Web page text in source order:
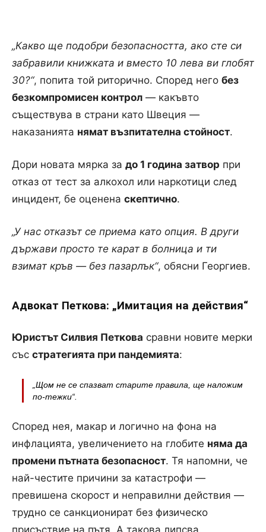
„Какво ще подобри безопасността, ако сте си
забравили книжката и вместо 10 лева ви глобят
30?“, попита той риторично. Според него без
безкомпромисен контрол — какъвто
съществува в страни като Швеция —
наказанията нямат възпитателна стойност.
Дори новата мярка за до 1 година затвор при
отказ от тест за алкохол или наркотици след
инцидент, бе оценена скептично.
„У нас отказът се приема като опция. В други
държави просто те карат в болница и ти
взимат кръв — без пазарлък“, обясни Георгиев.
Адвокат Петкова: „Имитация на действия“
Юристът Силвия Петкова сравни новите мерки
със стратегията при пандемията:
„Щом не се спазват старите правила, ще наложим
по-тежки“.
Според нея, макар и логично на фона на
инфлацията, увеличението на глобите няма да
промени пътната безопасност. Тя напомни, че
най-честите причини за катастрофи —
превишена скорост и неправилни действия —
трудно се санкционират без физическо
присъствие на пътя. А такова липсва.